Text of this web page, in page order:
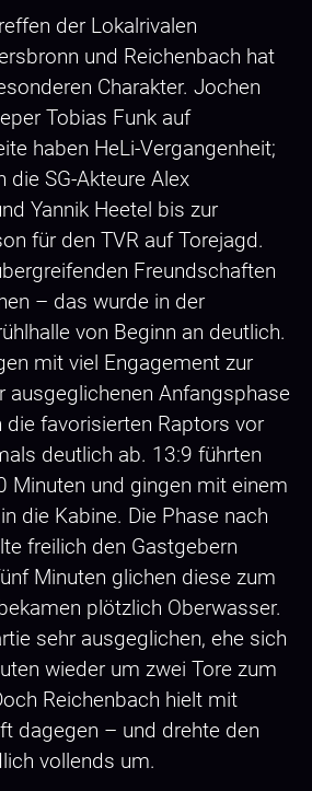
der Lokalrivalen
und Reichenbach hat
Charakter. Jochen
Tobias Funk auf
haben HeLi-Vergangenheit;
die SG-Akteure Alex
Yannik Heetel bis zur
für den TVR auf Torejagd.
Freundschaften
– das wurde in der
von Beginn an deutlich.
mit viel Engagement zur
ausgeglichenen Anfangsphase
die favorisierten Raptors vor
deutlich ab. 13:9 führten
Minuten und gingen mit einem
die Kabine. Die Phase nach
freilich den Gastgebern
Minuten glichen diese zum
plötzlich Oberwasser.
sehr ausgeglichen, ehe sich
wieder um zwei Tore zum
Reichenbach hielt mit
dagegen – und drehte den
vollends um.